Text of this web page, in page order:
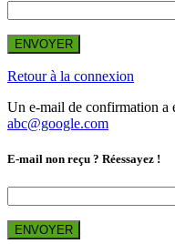
ENVOYER
Retour à la connexion
Un e-mail de confirmation a
abc@google.com
E-mail non reçu ? Réessayez !
ENVOYER